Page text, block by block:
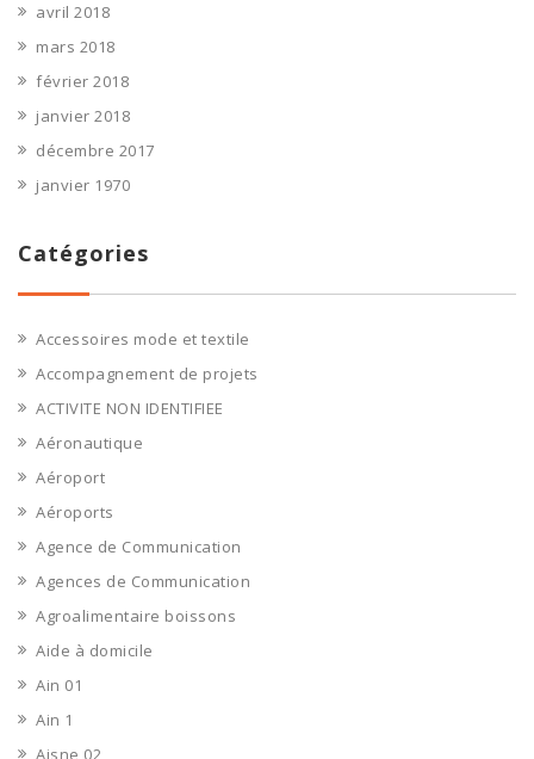
avril 2018
mars 2018
février 2018
janvier 2018
décembre 2017
janvier 1970
Catégories
Accessoires mode et textile
Accompagnement de projets
ACTIVITE NON IDENTIFIEE
Aéronautique
Aéroport
Aéroports
Agence de Communication
Agences de Communication
Agroalimentaire boissons
Aide à domicile
Ain 01
Ain 1
Aisne 02